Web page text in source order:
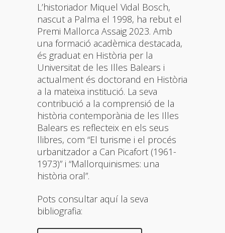
L’historiador Miquel Vidal Bosch,
nascut a Palma el 1998, ha rebut el
Premi Mallorca Assaig 2023. Amb
una formació acadèmica destacada,
és graduat en Història per la
Universitat de les Illes Balears i
actualment és doctorand en Història
a la mateixa institució. La seva
contribució a la comprensió de la
història contemporània de les Illes
Balears es reflecteix en els seus
llibres, com “El turisme i el procés
urbanitzador a Can Picafort (1961-
1973)” i “Mallorquinismes: una
història oral”.
Pots consultar aquí la seva
bibliografia: